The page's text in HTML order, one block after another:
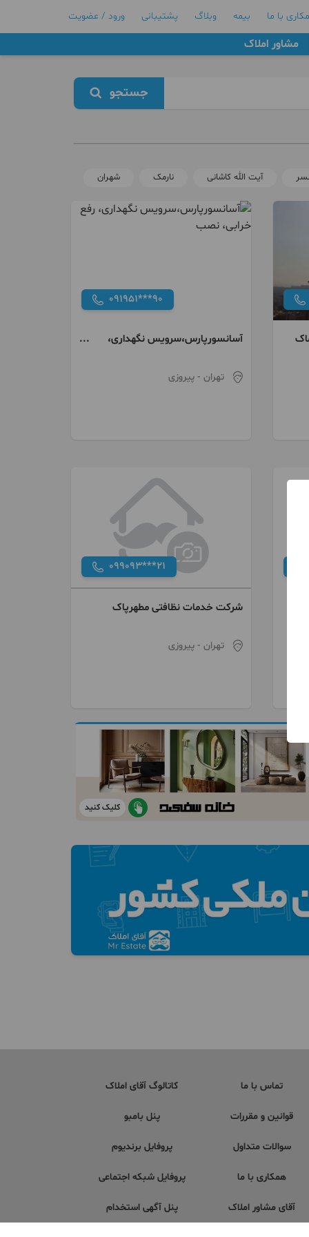
با ما بیمه وبلاگ پشتیبانی ورود / عضویت
مشاور املاک
جستجو
آیت الله کاشانی نارمک شهران
091951***90
آسانسورپارس،سرویس نگهداری،
تهران - پیروزی
099093***21
شرکت خدمات نظافتی مطهرپاک
تهران - پیروزی
کلیک کنید
تماس با ما
قوانین و مقررات
سوالات متداول
همکاری با ما
آقای مشاور املاک
کاتالوگ آقای املاک
پنل بامبو
پروفایل برندیوم
پروفایل شبکه اجتماعی
پنل آگهی استخدام